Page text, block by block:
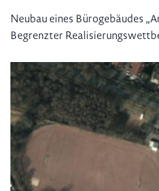
Neubau eines Bürogebäudes
Begrenzter